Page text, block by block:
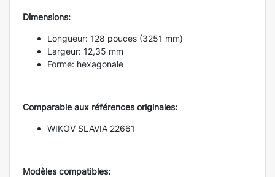
Dimensions:
Longueur: 128 pouces (3251 mm)
Largeur: 12,35 mm
Forme: hexagonale
Comparable aux références originales:
WIKOV SLAVIA 22661
Modèles compatibles: